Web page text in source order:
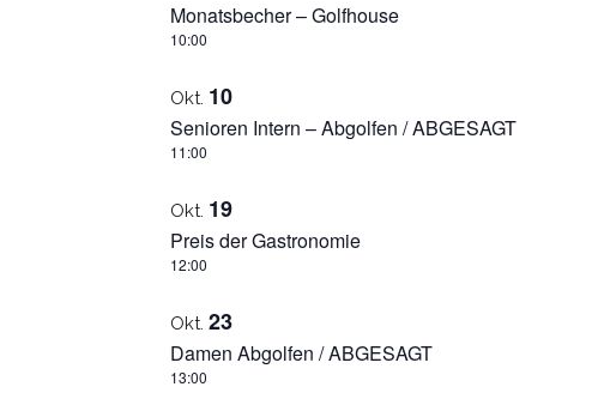
Monatsbecher – Golfhouse
10:00
Okt. 10
Senioren Intern – Abgolfen / ABGESAGT
11:00
Okt. 19
Preis der Gastronomie
12:00
Okt. 23
Damen Abgolfen / ABGESAGT
13:00